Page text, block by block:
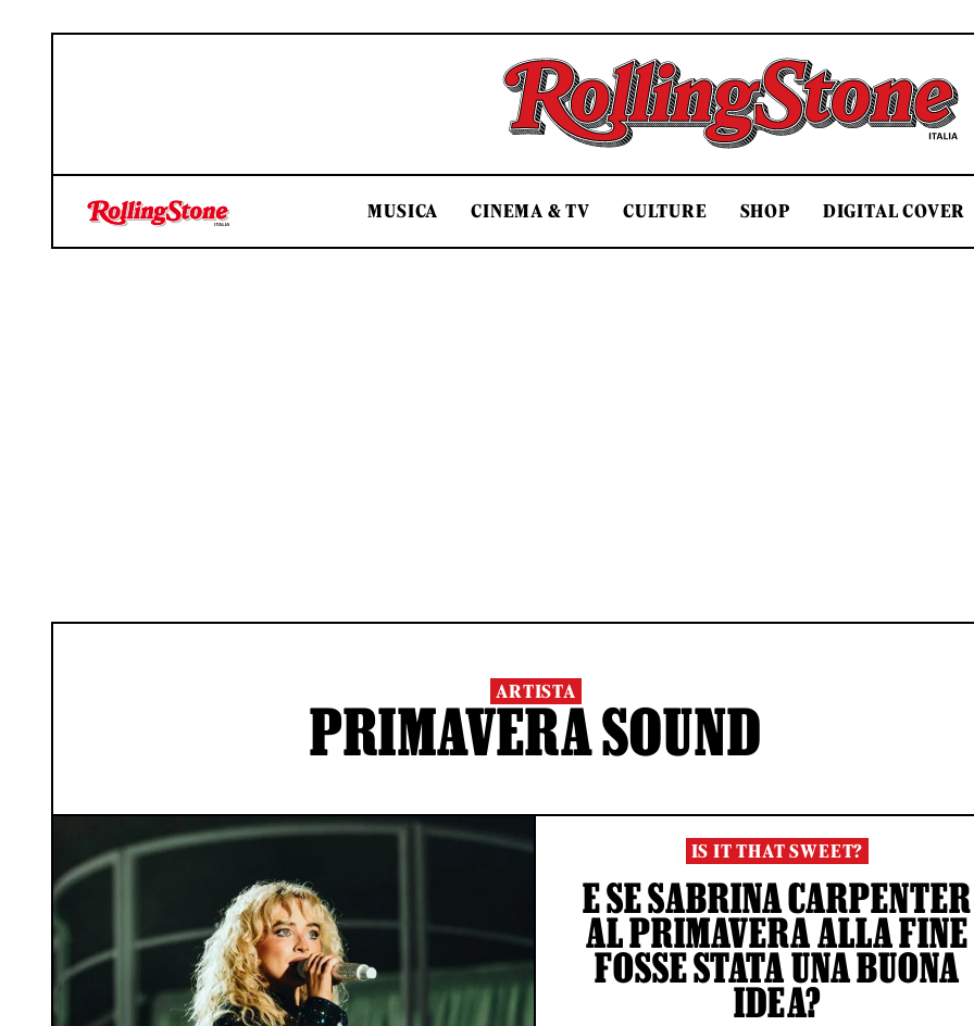
Rolling Stone Italia
MUSICA CINEMA & TV CULTURE SHOP DIGITAL COVER
ARTISTA
PRIMAVERA SOUND
IS IT THAT SWEET?
E SE SABRINA CARPENTER
AL PRIMAVERA ALLA FINE
FOSSE STATA UNA BUONA
IDEA?